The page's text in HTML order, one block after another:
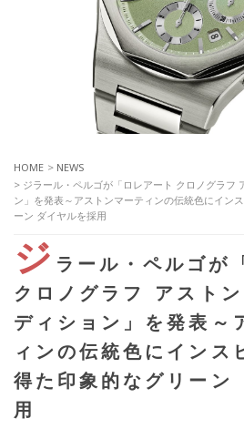
HOME > NEWS
> ジラール・ペルゴが「ロレアート クロノグラフ
ン」を発表～アストンマーティンの伝統色にイン
ーン ダイヤルを採用
ジ ラール・ペルゴが
クロノグラフ アスト
ディション」を発表～
ィンの伝統色にインス
得た印象的なグリーン
用